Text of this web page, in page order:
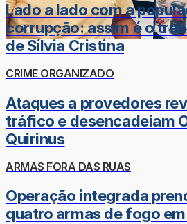
Lado a lado com a
corrupção: assim é o
de Sílvia Cristina
CRIME ORGANIZADO
Ataques a provedores
tráfico e desencadeiam
Quirinus
ARMAS FORA DAS RUAS
Operação integrada
quatro armas de fogo